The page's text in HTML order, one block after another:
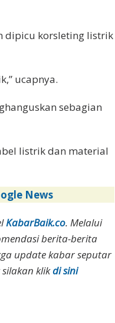
dipicu korsleting listrik
ucapnya.
sebagian
listrik dan material
News
KabarBaik.co. Melalui
berita-berita
update kabar seputar
klikdi sini